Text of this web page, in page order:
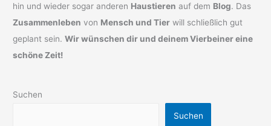
hin und wieder sogar anderen Haustieren auf dem Blog. Das
Zusammenleben von Mensch und Tier will schließlich gut
geplant sein.Wir wünschen dir und deinem Vierbeiner eine
schöne Zeit!
Suchen
Suchen